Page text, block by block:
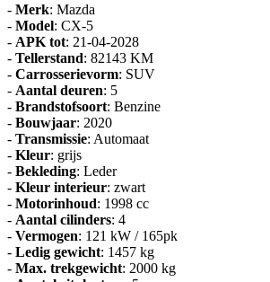
- Merk: Mazda
- Model: CX-5
- APK tot: 21-04-2028
- Tellerstand: 82143 KM
- Carrosserievorm: SUV
- Aantal deuren: 5
- Brandstofsoort: Benzine
- Bouwjaar: 2020
- Transmissie: Automaat
- Kleur: grijs
- Bekleding: Leder
- Kleur interieur: zwart
- Motorinhoud: 1998 cc
- Aantal cilinders: 4
- Vermogen: 121 kW / 165pk
- Ledig gewicht: 1457 kg
- Max. trekgewicht: 2000 kg